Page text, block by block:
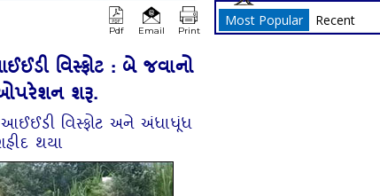
Pdf Email Print
વિસ્ફોટ : બે જવાનો
શરૂ.
વિસ્ફોટ અને અંધાધૂંધ
થયા
Most Popular Recent